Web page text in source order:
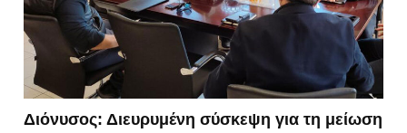
Διόνυσος: Διευρυμένη σύσκεψη για τη μείωση